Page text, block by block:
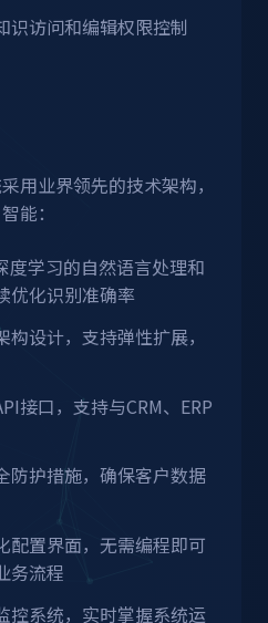
识访问和编辑权限控制
用业界领先的技术架构，
能：
度学习的自然语言处理和
优化识别准确率
构设计，支持弹性扩展，
接口，支持与CRM、ERP
防护措施，确保客户数据
配置界面，无需编程即可
务流程
控系统，实时掌握系统运